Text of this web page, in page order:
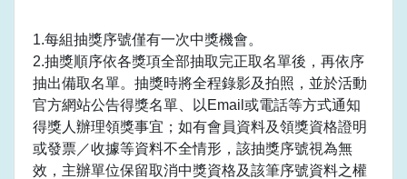
1.每組抽獎序號僅有一次中獎機會。
2.抽獎順序依各獎項全部抽取完正取名單後，再依序
抽出備取名單。抽獎時將全程錄影及拍照，並於活動
官方網站公告得獎名單、以Email或電話等方式通知
得獎人辦理領獎事宜；如有會員資料及領獎資格證明
或發票／收據等資料不全情形，該抽獎序號視為無
效，主辦單位保留取消中獎資格及該筆序號資料之權